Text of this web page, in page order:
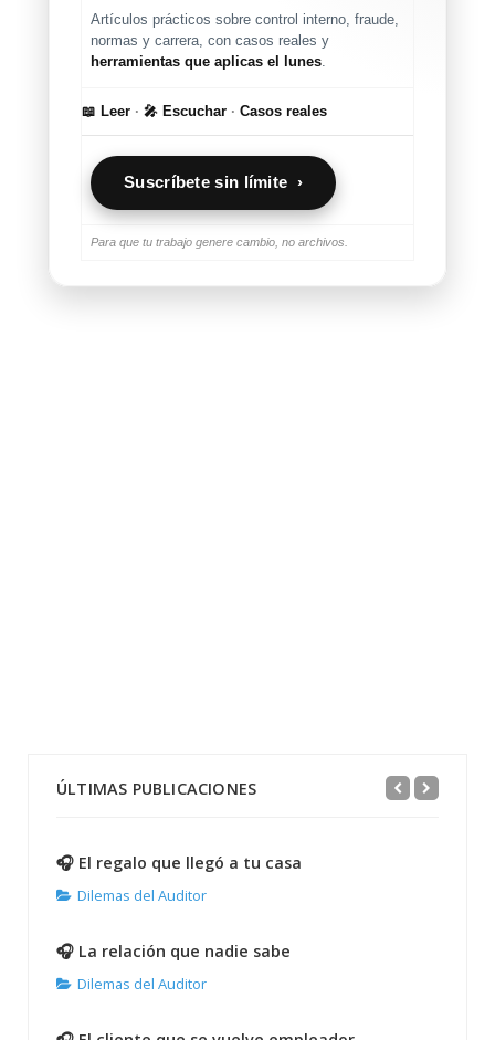
Artículos prácticos sobre control interno, fraude,
normas y carrera, con casos reales y
herramientas que aplicas el lunes
📖 Leer · 🎤 Escuchar · Casos reales
Suscríbete sin límite ›
Para que tu trabajo genere cambio, no archivos.
ÚLTIMAS PUBLICACIONES
🎧 El regalo que llegó a tu casa
Dilemas del Auditor
🎧 La relación que nadie sabe
Dilemas del Auditor